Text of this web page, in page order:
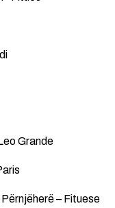
Grande
– Fituese